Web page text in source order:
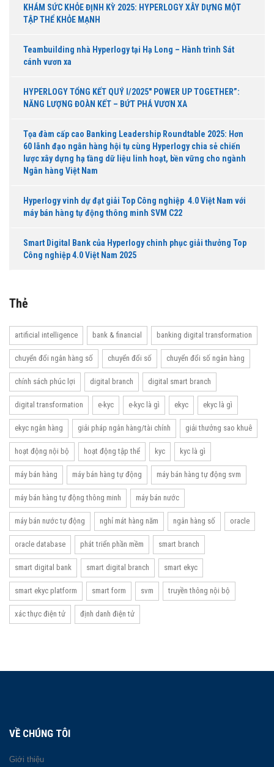
KHÁM SỨC KHỎE ĐỊNH KỲ 2025: HYPERLOGY XÂY DỰNG MỘT
TẬP THỂ KHỎE MẠNH
Teambuilding nhà Hyperlogy tại Hạ Long – Hành trình Sát
cánh vươn xa
HYPERLOGY TỔNG KẾT QUÝ I/2025″ POWER UP TOGETHER”:
NĂNG LƯỢNG ĐOÀN KẾT – BỨT PHÁ VƯƠN XA
Tọa đàm cấp cao Banking Leadership Roundtable 2025: Hơn
60 lãnh đạo ngân hàng hội tụ cùng Hyperlogy chia sẻ chiến
lược xây dựng hạ tầng dữ liệu linh hoạt, bền vững cho ngành
Ngân hàng Việt Nam
Hyperlogy vinh dự đạt giải Top Công nghiệp 4.0 Việt Nam với
máy bán hàng tự động thông minh SVM C22
Smart Digital Bank của Hyperlogy chinh phục giải thưởng Top
Công nghiệp 4.0 Việt Nam 2025
Thẻ
artificial intelligence bank & financial banking digital transformation
chuyển đổi ngân hàng số chuyển đổi số chuyển đổi số ngân hàng
chính sách phúc lợi digital branch digital smart branch
digital transformation e-kyc e-kyc là gì ekyc ekyc là gì
ekyc ngân hàng giải pháp ngân hàng/tài chính giải thưởng sao khuê
hoạt động nội bộ hoạt động tập thể kyc kyc là gì
máy bán hàng máy bán hàng tự động máy bán hàng tự động svm
máy bán hàng tự động thông minh máy bán nước
máy bán nước tự động nghỉ mát hàng năm ngân hàng số oracle
oracle database phát triển phần mềm smart branch
smart digital bank smart digital branch smart ekyc
smart ekyc platform smart form svm truyền thông nội bộ
xác thực điện tử định danh điện tử
VỀ CHÚNG TÔI
Giới thiệu